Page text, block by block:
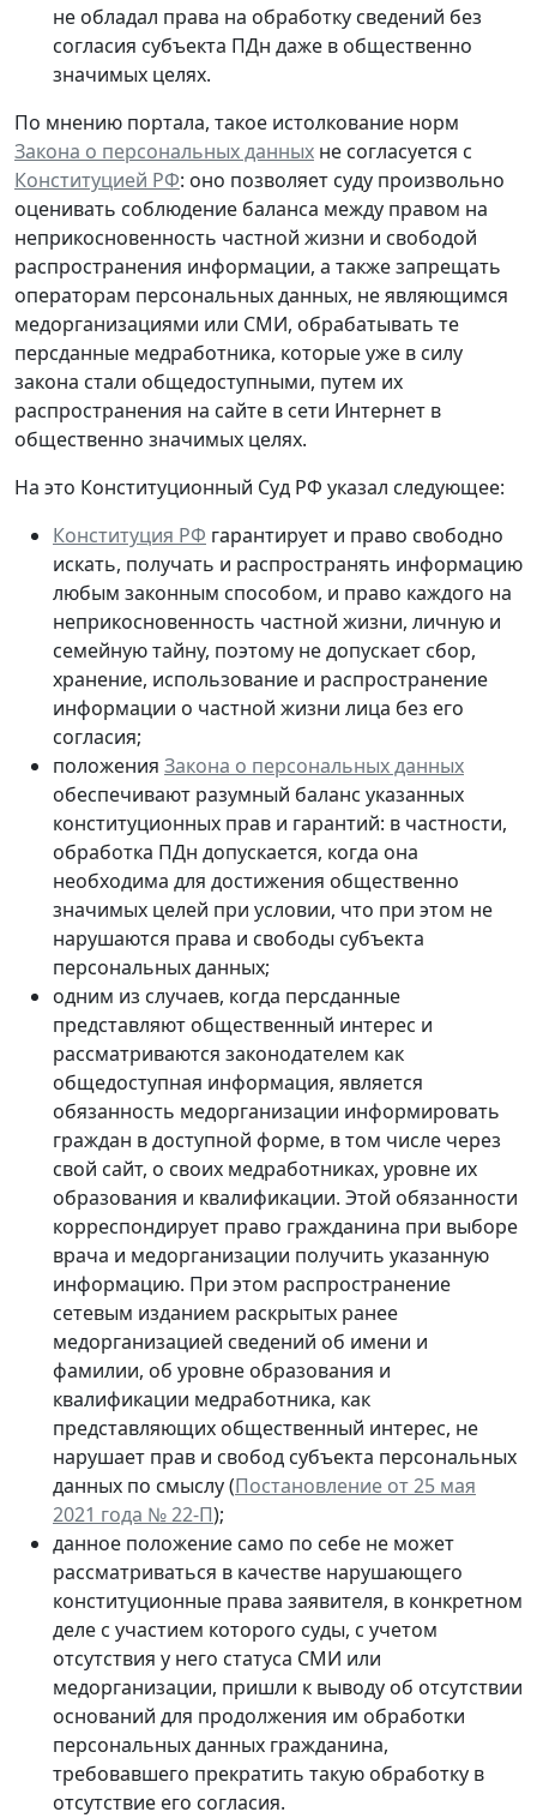
не обладал права на обработку сведений без
согласия субъекта ПДн даже в общественно
значимых целях.
По мнению портала, такое истолкование норм
Закона о персональных данных не согласуется с
Конституцией РФ: оно позволяет суду произвольно
оценивать соблюдение баланса между правом на
неприкосновенность частной жизни и свободой
распространения информации, а также запрещать
операторам персональных данных, не являющимся
медорганизациями или СМИ, обрабатывать те
персданные медработника, которыеуже в силу
закона стали общедоступными, путем их
распространения на сайте в сети Интернет в
общественно значимых целях.
На это Конституционный Суд РФ указал следующее:
Конституция РФ гарантирует и право свободно
искать, получать и распространять информацию
любым законным способом, и право каждого на
неприкосновенность частной жизни, личную и
семейную тайну, поэтому не допускает сбор,
хранение, использование и распространение
информации о частной жизни лица без его
согласия;
положения Закона о персональных данных
обеспечивают разумный баланс указанных
конституционных прав и гарантий: в частности,
обработка ПДн допускается, когда она
необходима для достижения общественно
значимых целей при условии, что при этом не
нарушаются права и свободы субъекта
персональных данных;
одним из случаев, когда персданные
представляют общественный интерес и
рассматриваются законодателем как
общедоступная информация, является
обязанность медорганизации информировать
граждан в доступной форме, в том числе через
свой сайт, о своих медработниках, уровне их
образования и квалификации. Этой обязанности
корреспондирует право гражданина при выборе
врача и медорганизации получить указанную
информацию. При этом распространение
сетевым изданием раскрытых ранее
медорганизацией сведений об имени и
фамилии, об уровне образования и
квалификации медработника, как
представляющих общественный интерес, не
нарушает прав и свобод субъекта персональных
данных по смыслу (Постановление от 25 мая
2021 года № 22-П);
данное положение само по себе не может
рассматриваться в качестве нарушающего
конституционные права заявителя, в конкретном
деле с участием которого суды, с учетом
отсутствия у него статуса СМИ или
медорганизации, пришли к выводу об отсутствии
оснований для продолжения им обработки
персональных данных гражданина,
требовавшего прекратить такую обработку в
отсутствие его согласия.